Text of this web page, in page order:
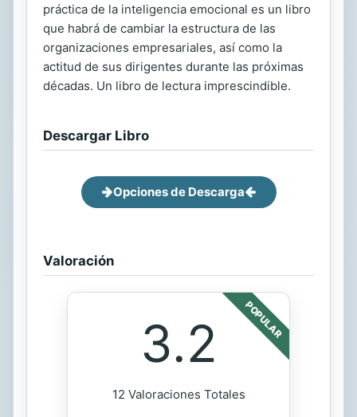
práctica de la inteligencia emocional es un libro
que habrá de cambiar la estructura de las
organizaciones empresariales, así como la
actitud de sus dirigentes durante las próximas
décadas. Un libro de lectura imprescindible.
Descargar Libro
Opciones de Descarga
Valoración
POPULAR
3.2
12 Valoraciones Totales